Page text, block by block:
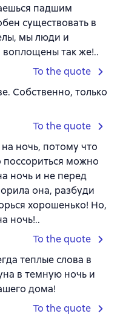
падшим
существовать в
мы люди и
так же!..
To the quote
Собственно, только
To the quote
ночь, потому что
поссориться можно
ночь и не перед
она, разбуди
хорошенько! Но,
ночь!..
To the quote
теплые слова в
в темную ночь и
дома!
To the quote